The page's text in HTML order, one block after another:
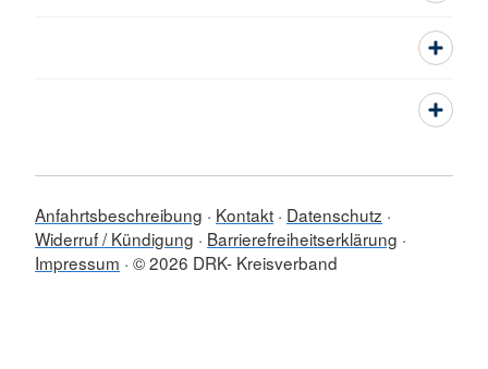
Anfahrtsbeschreibung Kontakt Datenschutz
Widerruf / Kündigung
Barrierefreiheitserklärung
Impressum © 2026 DRK- Kreisverband